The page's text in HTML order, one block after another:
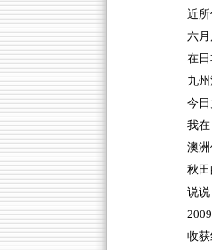
近
六
在
九
今
我在
澳
秋
说
收